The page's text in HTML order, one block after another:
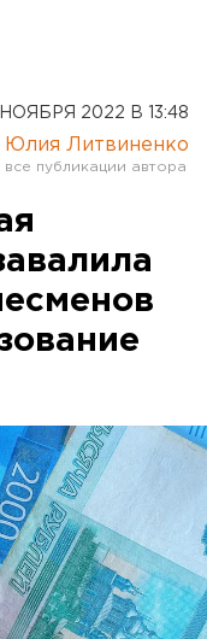
2022 В 13:48
Юлия Литвиненко